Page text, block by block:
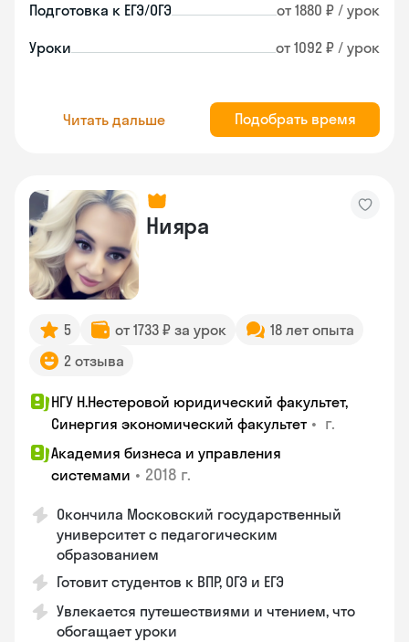
Подготовка к ЕГЭ/ОГЭ от 1880 ₽ / урок
Уроки от 1092 ₽ / урок
Читать дальше Подобрать время
Нияра
5 от 1733 ₽ за урок
18 лет опыта
2 отзыва
НГУ Н.Нестеровой юридический факультет,
Синергия экономический факультет • г.
Академия бизнеса и управления
системами • 2018 г.
Окончила Московский государственный
университет с педагогическим
образованием
Готовит студентов к ВПР, ОГЭ и ЕГЭ
Увлекается путешествиями и чтением, что
обогащает уроки